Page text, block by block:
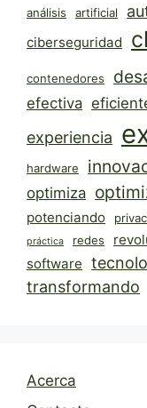
análisis artificial
ciberseguridad
contenedores
efectiva
experiencia
hardware
optimiza
potenciando
práctica redes
software
transformando
Acerca